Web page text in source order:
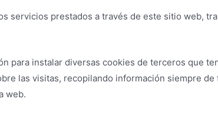
servicios prestados a través de este sitio web,
para instalar diversas cookies de terceros que
las visitas, recopilando información siempre
web.